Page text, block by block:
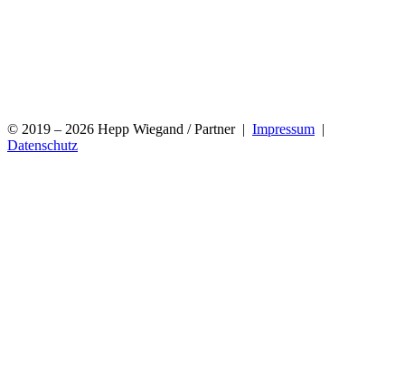
© 2019 – 2026 Hepp Wiegand / Partner | Impressum |
Datenschutz